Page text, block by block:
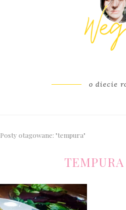
o diecie
Posty otagowane: "tempura"
TEMPURA